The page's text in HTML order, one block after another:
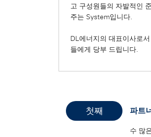
고 구성원들의 자발적인
주는 System입니다.
DL에너지의 대표이사로
들에게 당부 드립니다.
첫째 파트
수 많